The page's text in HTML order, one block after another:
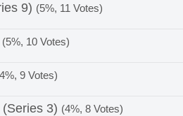
9) (5%, 11 Votes)
(5%, 10 Votes)
9 Votes)
3) (4%, 8 Votes)